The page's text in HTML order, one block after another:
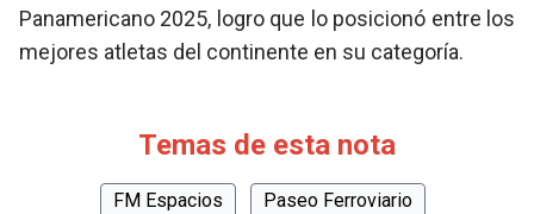
Panamericano 2025, logro que lo posicionó entre los
mejores atletas del continente en su categoría.
Temas de esta nota
FM Espacios
Paseo Ferroviario